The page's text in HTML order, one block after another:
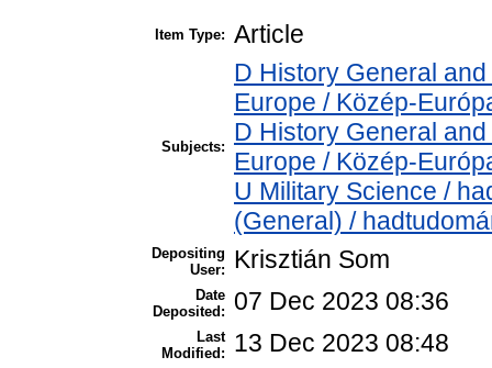
Item Type: Article
Subjects:
D History General
Europe / Közép-
D History General
Europe / Közép-
U Military Science /
(General) /
Depositing
User:
Krisztián Som
Date
Deposited:
07 Dec 2023 08:36
Last
Modified:
13 Dec 2023 08:48